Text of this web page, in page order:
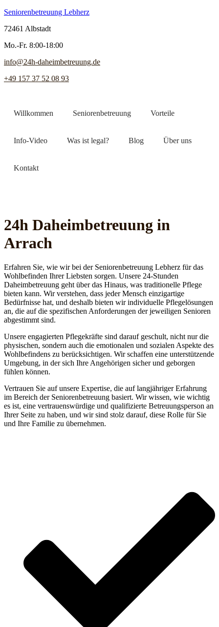
Seniorenbetreuung Lebherz
72461 Albstadt
Mo.-Fr. 8:00-18:00
info@24h-daheimbetreuung.de
+49 157 37 52 08 93
Willkommen Seniorenbetreuung Vorteile
Info-Video Was ist legal? Blog Über uns
Kontakt
24h Daheim­betreuung in
Arrach
Erfahren Sie, wie wir bei der Seniorenbetreuung Lebherz für das
Wohlbefinden Ihrer Liebsten sorgen. Unsere 24-Stunden
Daheimbetreuung geht über das Hinaus, was traditionelle Pflege
bieten kann. Wir verstehen, dass jeder Mensch einzigartige
Bedürfnisse hat, und deshalb bieten wir individuelle Pflegelösungen
an, die auf die spezifischen Anforderungen der jeweiligen Senioren
abgestimmt sind.
Unsere engagierten Pflegekräfte sind darauf geschult, nicht nur die
physischen, sondern auch die emotionalen und sozialen Aspekte des
Wohlbefindens zu berücksichtigen. Wir schaffen eine unterstützende
Umgebung, in der sich Ihre Angehörigen sicher und geborgen
fühlen können.
Vertrauen Sie auf unsere Expertise, die auf langjähriger Erfahrung
im Bereich der Seniorenbetreuung basiert. Wir wissen, wie wichtig
es ist, eine vertrauenswürdige und qualifizierte Betreuungsperson an
Ihrer Seite zu haben, und wir sind stolz darauf, diese Rolle für Sie
und Ihre Familie zu übernehmen.